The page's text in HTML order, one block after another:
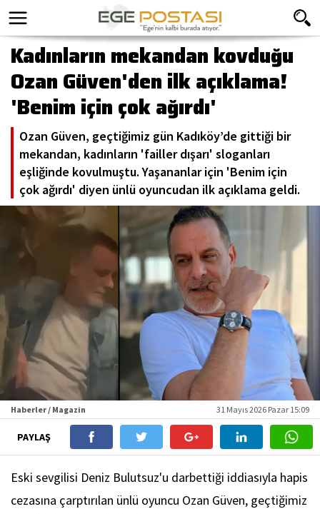
Kadınların mekandan kovduğu
Ozan Güven'den ilk açıklama!
'Benim için çok ağırdı'
Ozan Güven, geçtiğimiz gün Kadıköy’de gittiği bir
mekandan, kadınların 'failler dışarı' sloganları
eşliğinde kovulmuştu. Yaşananlar için 'Benim için
çok ağırdı' diyen ünlü oyuncudan ilk açıklama geldi.
Haberler / Magazin 31 Mayıs 2026 Pazar 15:09
PAYLAŞ
Eski sevgilisi Deniz Bulutsuz'u darbettiği iddiasıyla hapis
cezasına çarptırılan ünlü oyuncu Ozan Güven, geçtiğimiz